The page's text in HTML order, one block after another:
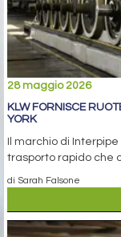
28 maggio 2026
KLW FORNISCE
YORK
Il marchio di
trasporto rapido che
di Sarah Falsone